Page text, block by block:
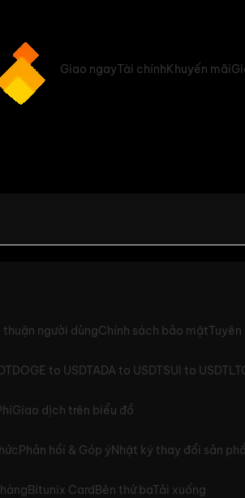
Giao ngayTài chínhKhuyến mãi
thuận người dùngChính sách bảo mật
DOGE to USDTADA to USDTSUI to USDT
Giao dịch trên biểu đồ
Phản hồi & Góp ýNhật ký thay đổi sản
Bitunix CardBên thứ baTải xuống